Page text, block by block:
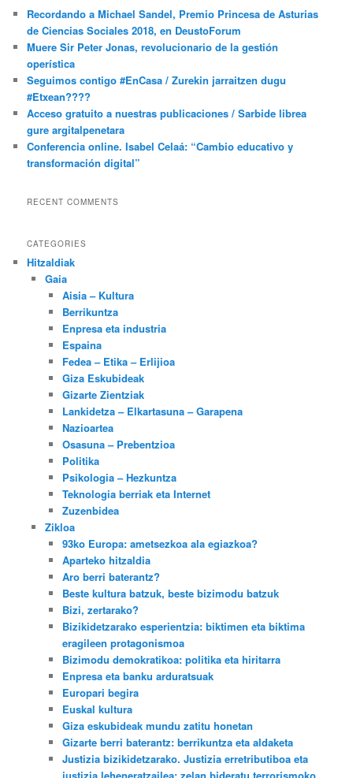
Recordando a Michael Sandel, Premio Princesa de Asturias
de Ciencias Sociales 2018, en DeustoForum
Muere Sir Peter Jonas, revolucionario de la gestión
operística
Seguimos contigo #EnCasa / Zurekin jarraitzen dugu
#Etxean????
Acceso gratuito a nuestras publicaciones / Sarbide librea
gure argitalpenetara
Conferencia online. Isabel Celaá: “Cambio educativo y
transformación digital”
RECENT COMMENTS
CATEGORIES
Hitzaldiak
Gaia
Aisia – Kultura
Berrikuntza
Enpresa eta industria
Espaina
Fedea – Etika – Erlijioa
Giza Eskubideak
Gizarte Zientziak
Lankidetza – Elkartasuna – Garapena
Nazioartea
Osasuna – Prebentzioa
Politika
Psikologia – Hezkuntza
Teknologia berriak eta Internet
Zuzenbidea
Zikloa
93ko Europa: ametsezkoa ala egiazkoa?
Aparteko hitzaldia
Aro berri baterantz?
Beste kultura batzuk, beste bizimodu batzuk
Bizi, zertarako?
Bizikidetzarako esperientzia: biktimen eta biktima
eragileen protagonismoa
Bizimodu demokratikoa: politika eta hiritarra
Enpresa eta banku arduratsuak
Europari begira
Euskal kultura
Giza eskubideak mundu zatitu honetan
Gizarte berri baterantz: berrikuntza eta aldaketa
Justizia bizikidetzarako. Justizia erretributiboa eta